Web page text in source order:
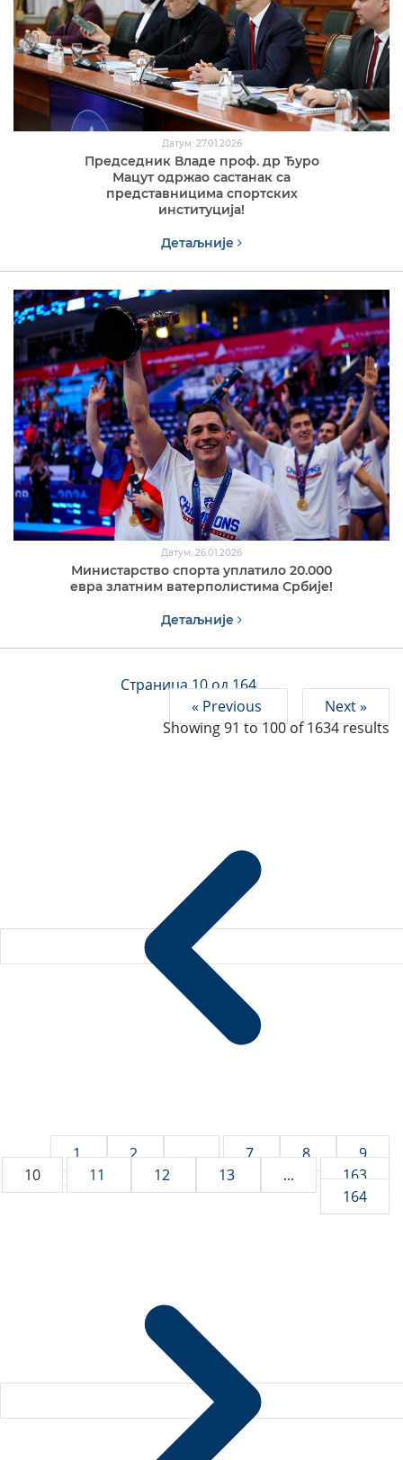
Датум: 27.01.2026
Председник Владе проф. др Ђуро
Мацут одржао састанак са
представницима спортских
институција!
Детаљније
Датум: 26.01.2026
Министарство спорта уплатило 20.000
евра златним ватерполистима Србије!
Детаљније
Страница 10 од 164
« Previous
Next »
Showing91to100of1634results
1 2 ... 7 8
9
10
11 12 13 ...
163
164